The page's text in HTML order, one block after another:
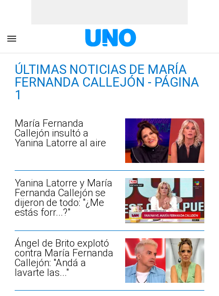
ÚLTIMAS NOTICIAS DE MARÍA
FERNANDA CALLEJÓN - PÁGINA
1
María Fernanda
Callejón insultó a
Yanina Latorre al aire
Yanina Latorre y María
Fernanda Callejón se
dijeron de todo: "¿Me
estás forr...?"
Ángel de Brito explotó
contra María Fernanda
Callejón: "Andá a
lavarte las..."